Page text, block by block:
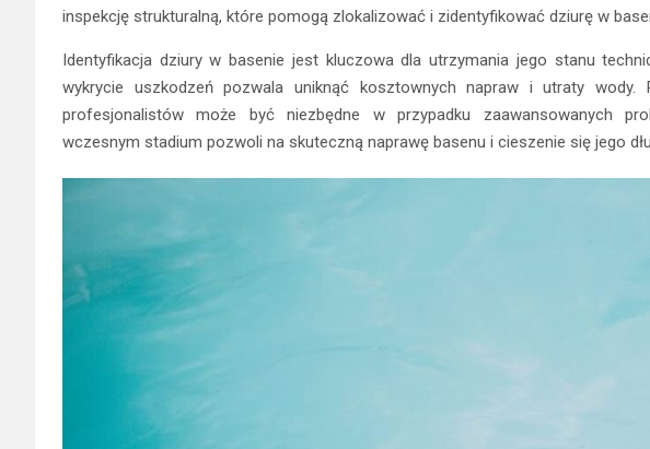
inspekcję strukturalną, które pomogą zlokalizować i zidentyfikować dziurę w
Identyfikacja dziury w basenie jest kluczowa dla utrzymania jego stanu
wykrycie uszkodzeń pozwala uniknąć kosztownych napraw i utraty
profesjonalistów może być niezbędne w przypadku zaawansowanych
wczesnym stadium pozwoli na skuteczną naprawę basenu i cieszenie się jego